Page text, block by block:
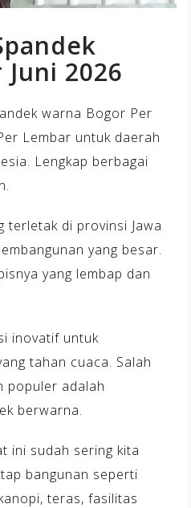
2026
warna Bogor Per
Lembar untuk daerah
Lengkap berbagai
terletak di provinsi Jawa
yang besar.
yang lembap dan
inovatif untuk
tahan cuaca. Salah
populer adalah
berwarna.
ini sudah sering kita
bangunan seperti
teras, fasilitas